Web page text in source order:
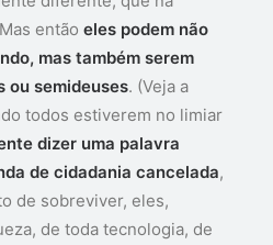
então eles podem não
mas também serem
ou semideuses. (Veja a
todos estiverem no limiar
dizer uma palavra
de cidadania cancelada,
de sobreviver, eles,
de toda tecnologia, de